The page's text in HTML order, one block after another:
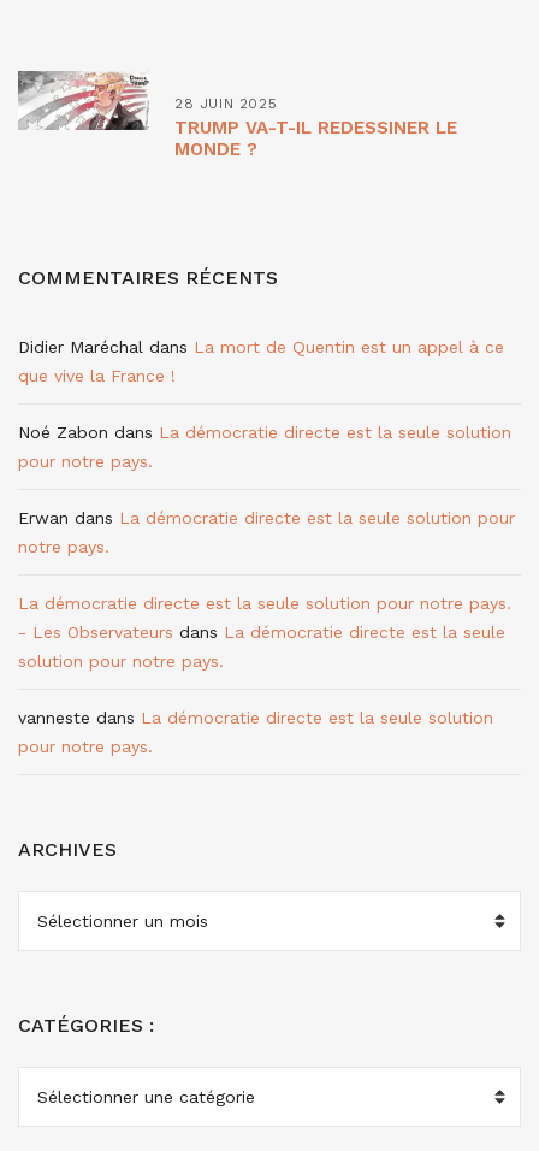
28 JUIN 2025
TRUMP VA-T-IL REDESSINER LE
MONDE ?
COMMENTAIRES RÉCENTS
Didier Maréchal dans La mort de Quentin est un appel à ce
que vive la France !
Noé Zabon dans La démocratie directe est la seule solution
pour notre pays.
Erwan dans La démocratie directe est la seule solution pour
notre pays.
La démocratie directe est la seule solution pour notre pays.
- Les Observateurs dans La démocratie directe est la seule
solution pour notre pays.
vanneste dans La démocratie directe est la seule solution
pour notre pays.
ARCHIVES
ARCHIVES
CATÉGORIES :
CATÉGORIES